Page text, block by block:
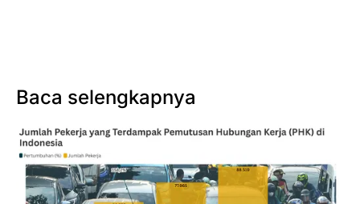
Baca selengkapnya